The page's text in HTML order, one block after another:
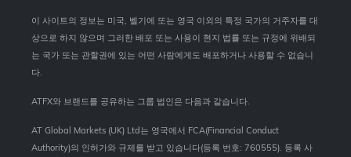
이 사이트의 정보는 미국, 벨기에 또는 영국 이외의 특정 국가의 거주자를 대
상으로 하지 않으며 그러한 배포 또는 사용이 현지 법률 또는 규정에 위배되
는 국가 또는 관할권에 있는 어떤 사람에게도 배포하거나 사용할 수 없습니
다.
ATFX와 브랜드를 공유하는 그룹 법인은 다음과 같습니다.
AT Global Markets (UK) Ltd는 영국에서 FCA(Financial Conduct
Authority)의 인허가와 규제를 받고 있습니다(등록 번호: 760555). 등록 사